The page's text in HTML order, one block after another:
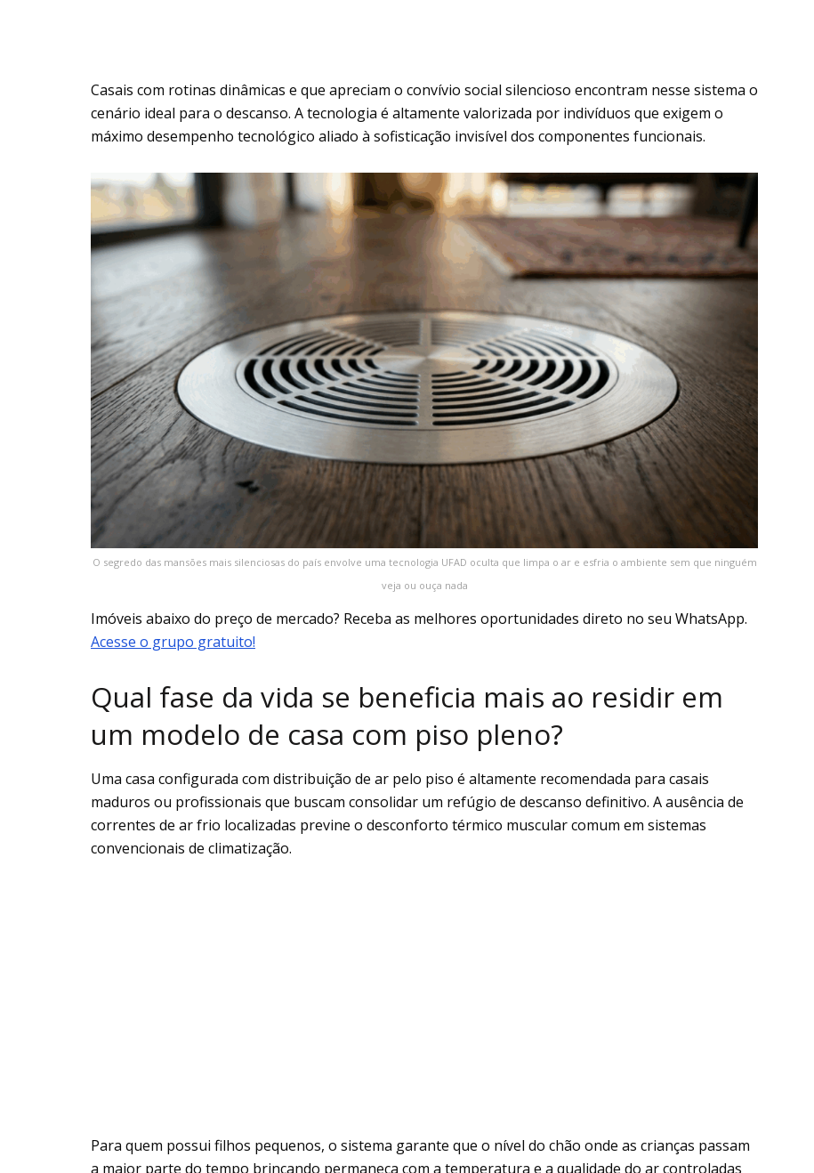
Casais com rotinas dinâmicas e que apreciam o convívio social silencioso encontram nesse sistema o
cenário ideal para o descanso. A tecnologia é altamente valorizada por indivíduos que exigem o
máximo desempenho tecnológico aliado à sofisticação invisível dos componentes funcionais.
O segredo das mansões mais silenciosas do país envolve uma tecnologia UFAD oculta que limpa o ar e esfria o ambiente sem que ninguém
veja ou ouça nada
Imóveis abaixo do preço de mercado? Receba as melhores oportunidades direto no seu WhatsApp.
Acesse o grupo gratuito!
Qual fase da vida se beneficia mais ao residir em
um modelo de casa com piso pleno?
Uma casa configurada com distribuição de ar pelo piso é altamente recomendada para casais
maduros ou profissionais que buscam consolidar um refúgio de descanso definitivo. A ausência de
correntes de ar frio localizadas previne o desconforto térmico muscular comum em sistemas
convencionais de climatização.
Para quem possui filhos pequenos, o sistema garante que o nível do chão onde as crianças passam
a maior parte do tempo brincando permaneça com a temperatura e a qualidade do ar controladas